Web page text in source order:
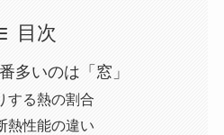
目次
多いのは「窓」
する熱の割合
熱性能の違い